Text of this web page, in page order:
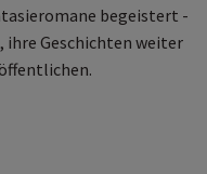
begeistert -
ihre Geschichten weiter